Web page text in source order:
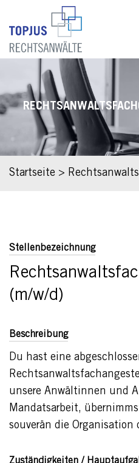
Startseite >
Stellenbezeichnung
(m/w/d)
Beschreibung
Du hast eine
unsere Anwältinnen und
Mandatsarbeit,
souverän die Organisation
Zuständigkeiten /